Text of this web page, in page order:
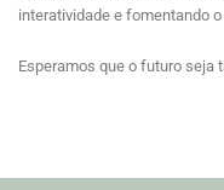
interatividade e fomentando
Esperamos que o futuro seja